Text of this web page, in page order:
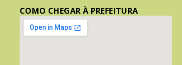
COMO CHEGAR À PREFEITURA